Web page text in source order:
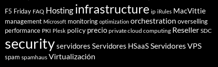
F5 Friday FAQ Hostinginfrastructure ip iRules MacVittie
management Microsoft monitoring optimization orchestration overselling
performance PKI Plesk policy precio private cloud computing Reseller SDC
securityservidores Servidores HSaaSServidores VPS
spam spamhaus Virtualización